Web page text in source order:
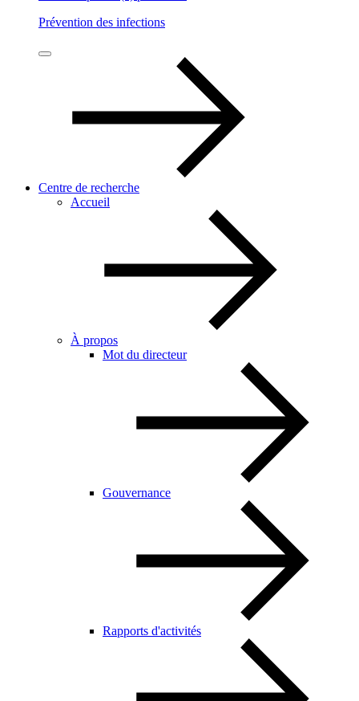
Prévention des infections
Centre de recherche
Accueil
À propos
Mot du directeur
Gouvernance
Rapports d'activités